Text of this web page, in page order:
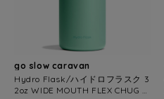
go slow caravan
Hydro Flask/ハイドロフラスク 3
2oz WIDE MOUTH FLEX CHUG C